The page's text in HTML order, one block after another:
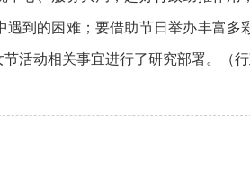
遇到的困难；要借助节日举办丰富
节活动相关事宜进行了研究部署。（